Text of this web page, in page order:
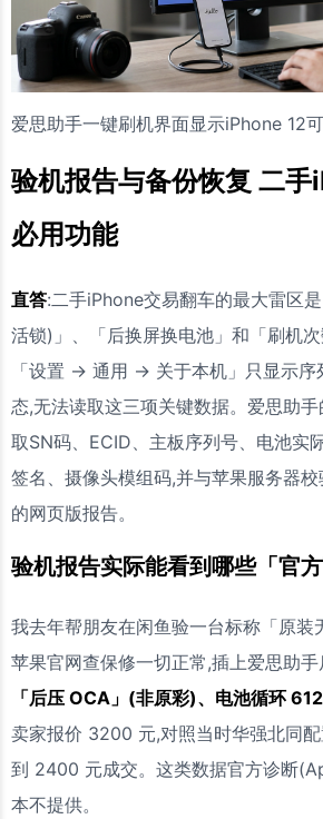
爱思助手一键刷机界面显示iPhone 12
验机报告与备份恢复 二
必用功能
直答:二手iPhone交易翻车的最大雷区
活锁)」、「后换屏换电池」和「刷机
「设置 → 通用 → 关于本机」只显示序
态,无法读取这三项关键数据。爱思助
取SN码、ECID、主板序列号、电池实
签名、摄像头模组码,并与苹果服务器
的网页版报告。
验机报告实际能看到哪些「官方
我去年帮朋友在闲鱼验一台标称「原装
苹果官网查保修一切正常,插上爱思助
「后压 OCA」(非原彩)、电池循环
卖家报价 3200 元,对照当时华强北同
到 2400 元成交。这类数据官方诊断
本不提供。